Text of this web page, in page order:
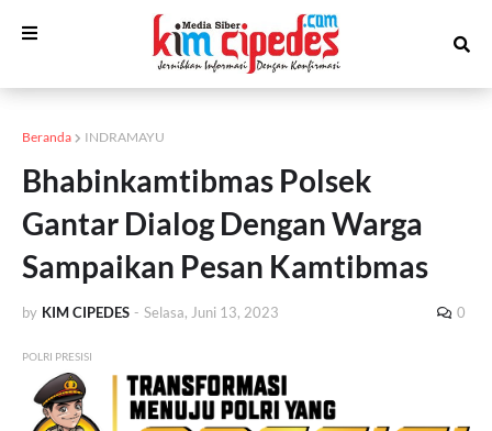
Beranda INDRAMAYU
Bhabinkamtibmas Polsek
Gantar Dialog Dengan Warga
Sampaikan Pesan Kamtibmas
by KIM CIPEDES - Selasa, Juni 13, 2023 0
POLRI PRESISI